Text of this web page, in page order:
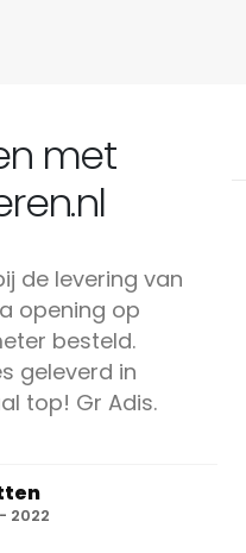
met
de levering van
opening op
besteld.
geleverd in
top! Gr Adis.
2022